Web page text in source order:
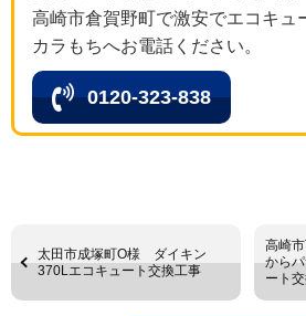
高崎市倉賀野町で激安でエコキュ
カラもちへお電話ください。
0120-323-838
太田市成塚町O様 ダイキン
370Lエコキュート交換工事
高崎
から
ート